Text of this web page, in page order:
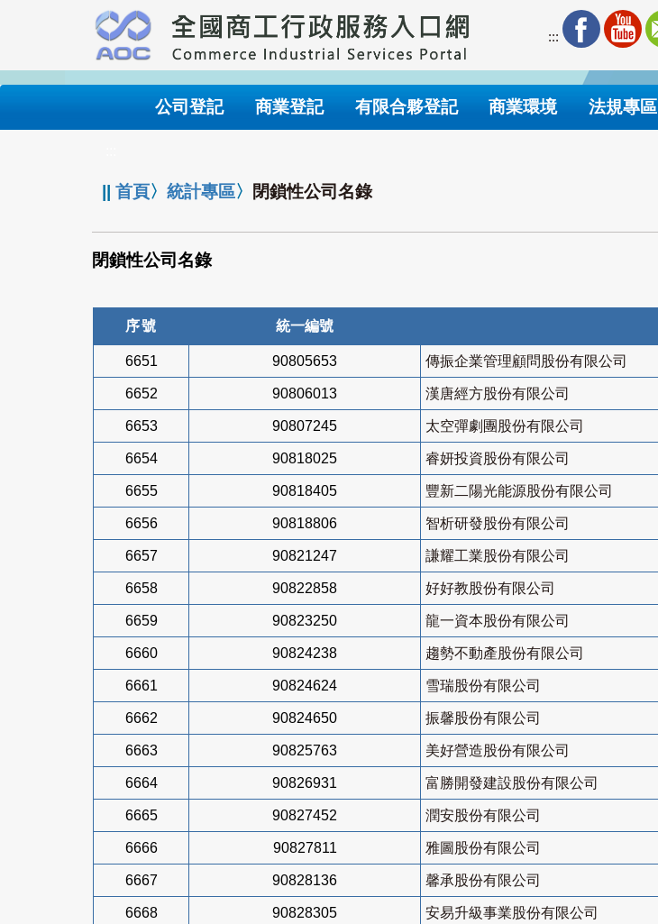
要
內
:::
公司登記 商業登記 有限合夥登記 商業環境 法規專區
||首頁〉統計專區〉 閉鎖性公司名錄
閉鎖性公司名錄
序號 統一編號
6651 90805653 傳振企業管理顧問股份有限公司
6652 90806013 漢唐經方股份有限公司
6653 90807245 太空彈劇團股份有限公司
6654 90818025 睿妍投資股份有限公司
6655 90818405 豐新二陽光能源股份有限公司
6656 90818806 智析研發股份有限公司
6657 90821247 謙耀工業股份有限公司
6658 90822858 好好教股份有限公司
6659 90823250 龍一資本股份有限公司
6660 90824238 趨勢不動產股份有限公司
6661 90824624 雪瑞股份有限公司
6662 90824650 振馨股份有限公司
6663 90825763 美好營造股份有限公司
6664 90826931 富勝開發建設股份有限公司
6665 90827452 潤安股份有限公司
6666 90827811 雅圖股份有限公司
6667 90828136 馨承股份有限公司
6668 90828305 安易升級事業股份有限公司